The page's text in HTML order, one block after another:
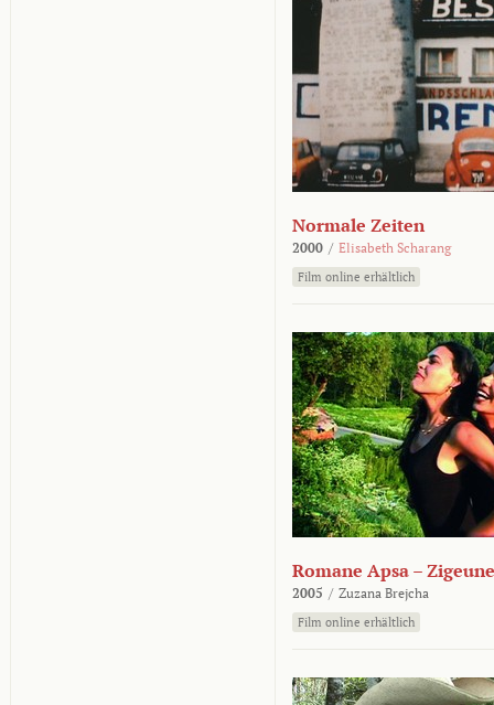
Normale Zeiten
2000 / Elisabeth Scharang
Film online erhältlich
Romane Apsa –
2005 / Zuzana Brejcha
Film online erhältlich